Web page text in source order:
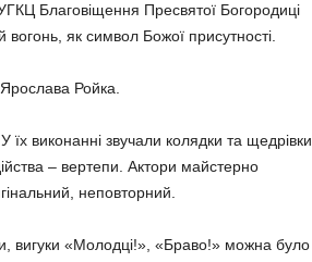
Благовіщення Пресвятої Богородиці
як символ Божої присутності.
Ройка.
їх виконанні звучали колядки та щедрівки,
– вертепи. Актори майстерно
неповторний.
вигуки «Молодці!», «Браво!» можна було